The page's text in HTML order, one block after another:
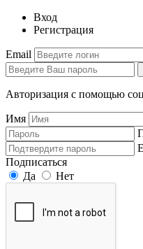
Вход
Регистрация
Email
Авторизация с помощью
Имя
Подписаться
Да
Нет